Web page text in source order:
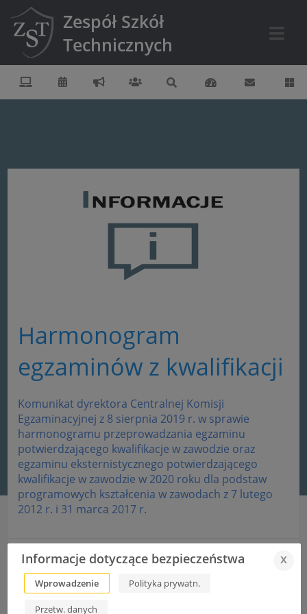
Zespół Szkół
Technicznych
Harmonogram
egzaminów z kwalifikacji
Komunikat dyrektora Centralnej Komisji
Egzaminacyjnej z 8 sierpnia 2019 r. w sprawie
harmonogramu przeprowadzania egzaminu
potwierdzającego kwalifikacje w zawodzie oraz
egzaminu eksternistycznego potwierdzającego
kwalifikacje w zawodzie w 2020 roku dla podstaw
programowych kształcenia w zawodach z 7 lutego
2012 r. i 31 marca 2017 r.
OSTATNIE MIEJSCA PO GIMNAZJUM
Wyprawka szkolna 2019/2020
Informacje dotyczące bezpieczeństwa x
Wprowadzenie Polityka prywatn.
Przetw. danych